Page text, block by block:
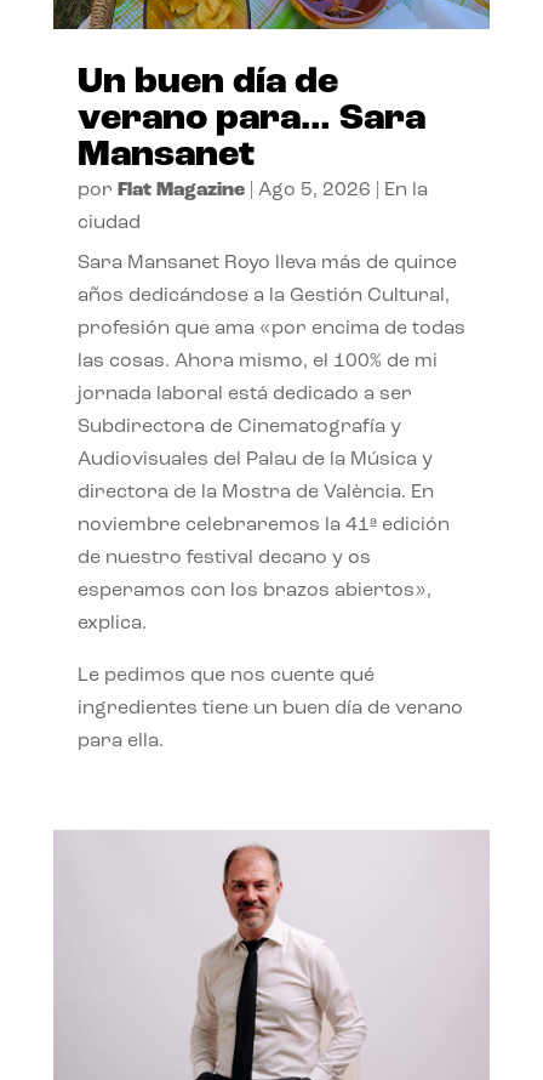
Un buen día de
verano para… Sara
Mansanet
por Flat Magazine| Ago 5, 2026
En la
ciudad
Sara Mansanet Royo lleva más de quince
años dedicándose a la Gestión Cultural,
profesión que ama «por encima de todas
las cosas. Ahora mismo, el 100% de mi
jornada laboral está dedicado a ser
Subdirectora de Cinematografía y
Audiovisuales del Palau de la Música y
directora de la Mostra de València. En
noviembre celebraremos la 41ª edición
de nuestro festival decano y os
esperamos con los brazos abiertos»,
explica.
Le pedimos que nos cuente qué
ingredientes tiene un buen día de verano
para ella.